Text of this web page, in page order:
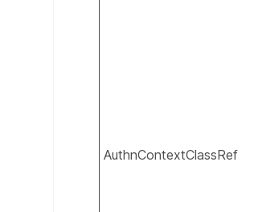
AuthnContextClassRef